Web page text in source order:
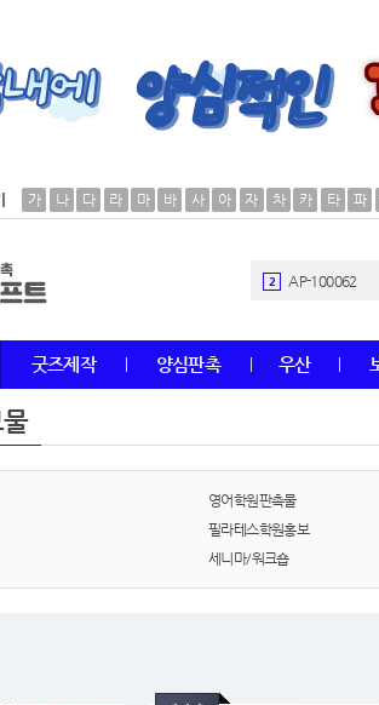
가 나 다 라 마 바 사 아 자 차 카 타 파
2 AP-100062
4 수건
볼펜
6 양심판촉
굿즈제작 양심판촉 우산
영어학원판촉물
필라테스학원홍보
세니마/워크숍